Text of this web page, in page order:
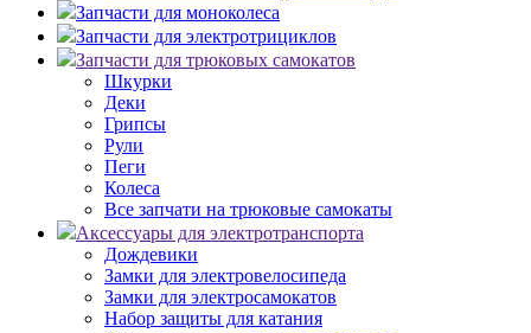
Запчасти для моноколеса
Запчасти для электротрициклов
Запчасти для трюковых самокатов
Шкурки
Деки
Грипсы
Рули
Пеги
Колеса
Все запчати на трюковые самокаты
Аксессуары для электротранспорта
Дождевики
Замки для электровелосипеда
Замки для электросамокатов
Набор защиты для катания